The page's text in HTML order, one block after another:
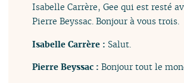
Isabelle Carrère, Gee qui est resté
Pierre Beyssac. Bonjour à vous trois.
Isabelle Carrère : Salut.
Pierre Beyssac :Bonjour tout le